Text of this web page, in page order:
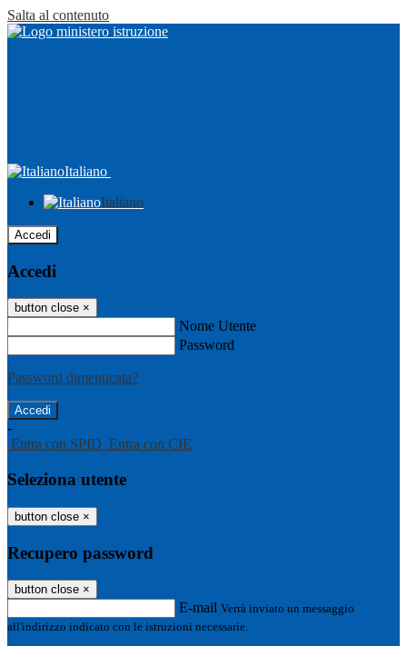
Salta al contenuto
Italiano
Italiano
Accedi
Accedi
button close ×
Nome Utente
Password
Password dimenticata?
-
Entra con SPID Entra con CIE
Seleziona utente
button close ×
Recupero password
button close ×
E-mail Verrà inviato un messaggio
all'indirizzo indicato con le istruzioni necessarie.